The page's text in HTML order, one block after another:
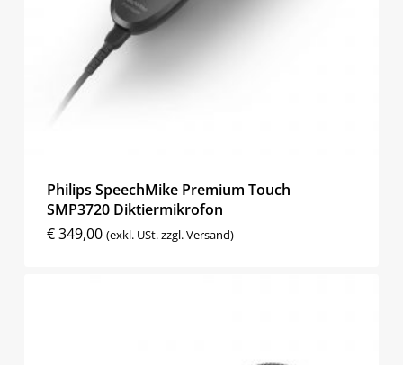
Philips SpeechMike Premium Touch
SMP3720 Diktiermikrofon
€349,00 (exkl. USt. zzgl. Versand)